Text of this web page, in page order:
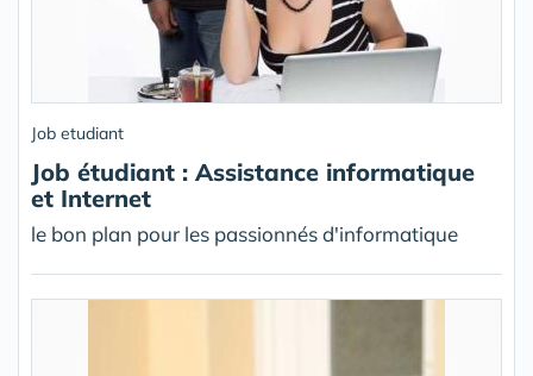
Job etudiant
Job étudiant : Assistance informatique
et Internet
le bon plan pour les passionnés d'informatique